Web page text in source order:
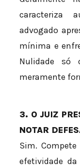
caracteriza
advogado
mínima e
Nulidade só
meramente
3. O JUIZ
NOTAR
Sim.
efetividade